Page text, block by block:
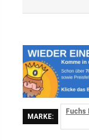
MARKE:
Fuchs